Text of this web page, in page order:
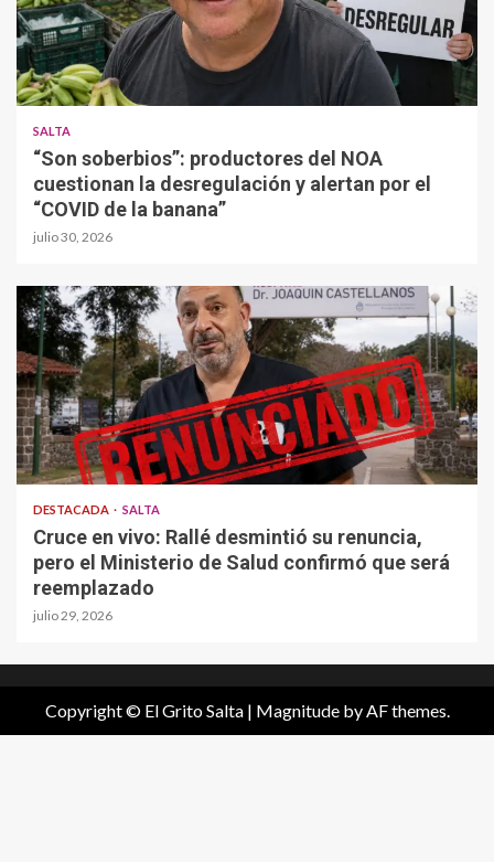
SALTA
“Son soberbios”: productores del NOA
cuestionan la desregulación y alertan por el
“COVID de la banana”
julio 30, 2026
DESTACADA SALTA
Cruce en vivo: Rallé desmintió su renuncia,
pero el Ministerio de Salud confirmó que será
reemplazado
julio 29, 2026
Copyright © El Grito Salta | Magnitudeby AF themes.